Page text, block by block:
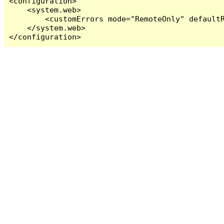
    <system.web>
<customErrors mode="RemoteOnly"
    </system.web>
</configuration>